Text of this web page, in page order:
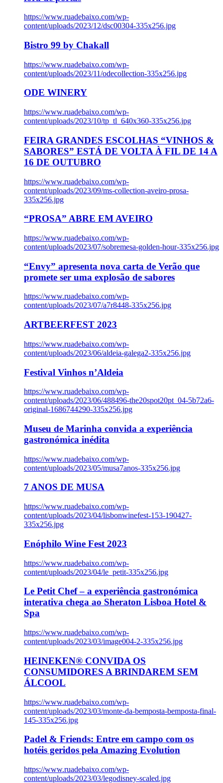
https://www.ruadebaixo.com/wp-
content/uploads/2023/12/dsc00304-335x256.jpg
Bistro 99 by Chakall
https://www.ruadebaixo.com/wp-
content/uploads/2023/11/odecollection-335x256.jpg
ODE WINERY
https://www.ruadebaixo.com/wp-
content/uploads/2023/10/tp_tl_640x360-335x256.jpg
FEIRA GRANDES ESCOLHAS “VINHOS &
SABORES” ESTÁ DE VOLTA À FIL DE 14 A
16 DE OUTUBRO
https://www.ruadebaixo.com/wp-
content/uploads/2023/09/ms-collection-aveiro-prosa-
335x256.jpg
“PROSA” ABRE EM AVEIRO
https://www.ruadebaixo.com/wp-
content/uploads/2023/07/sobremesa-golden-hour-335x256.jpg
“Envy” apresenta nova carta de Verão que
promete ser uma explosão de sabores
https://www.ruadebaixo.com/wp-
content/uploads/2023/07/a7r8448-335x256.jpg
ARTBEERFEST 2023
https://www.ruadebaixo.com/wp-
content/uploads/2023/06/aldeia-galega2-335x256.jpg
Festival Vinhos n’Aldeia
https://www.ruadebaixo.com/wp-
content/uploads/2023/06/488496-the20spot20pt_04-5b72a6-
original-1686744290-335x256.jpg
Museu de Marinha convida a experiência
gastronómica inédita
https://www.ruadebaixo.com/wp-
content/uploads/2023/05/musa7anos-335x256.jpg
7 ANOS DE MUSA
https://www.ruadebaixo.com/wp-
content/uploads/2023/04/lisbonwinefest-153-190427-
335x256.jpg
Enóphilo Wine Fest 2023
https://www.ruadebaixo.com/wp-
content/uploads/2023/04/le_petit-335x256.jpg
Le Petit Chef – a experiência gastronómica
interativa chega ao Sheraton Lisboa Hotel &
Spa
https://www.ruadebaixo.com/wp-
content/uploads/2023/03/image004-2-335x256.jpg
HEINEKEN® CONVIDA OS
CONSUMIDORES A BRINDAREM SEM
ÁLCOOL
https://www.ruadebaixo.com/wp-
content/uploads/2023/03/monte-da-bemposta-bemposta-final-
145-335x256.jpg
Padel & Friends: Entre em campo com os
hotéis geridos pela Amazing Evolution
https://www.ruadebaixo.com/wp-
content/uploads/2023/03/legodisney-scaled.jpg